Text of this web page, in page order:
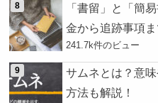
「書留」と「簡
金から追跡事項
241.7k件のビュー
サムネとは？意
方法も解説！